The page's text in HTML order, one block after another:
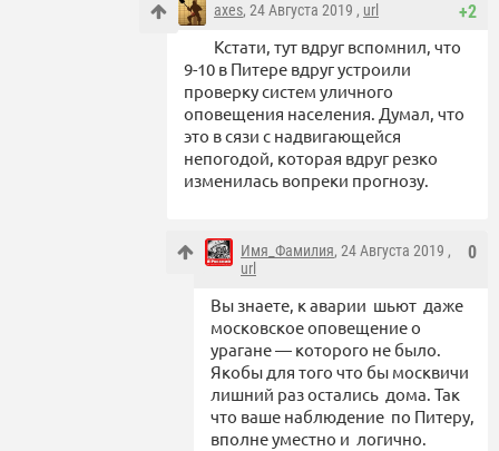
+2
axes, 24 Августа 2019 , url
Кстати, тут вдруг вспомнил, что
9-10 в Питере вдруг устроили
проверку систем уличного
оповещения населения. Думал, что
это в сязи с надвигающейся
непогодой, которая вдруг резко
изменилась вопреки прогнозу.
0
Имя_Фамилия, 24 Августа 2019 ,
url
Вы знаете, к аварии шьют даже
московское оповещение о
урагане — которого не было.
Якобы для того что бы москвичи
лишний раз остались дома. Так
что ваше наблюдение по Питеру,
вполне уместно и логично.